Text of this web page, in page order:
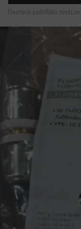
Floortech padlófűtés